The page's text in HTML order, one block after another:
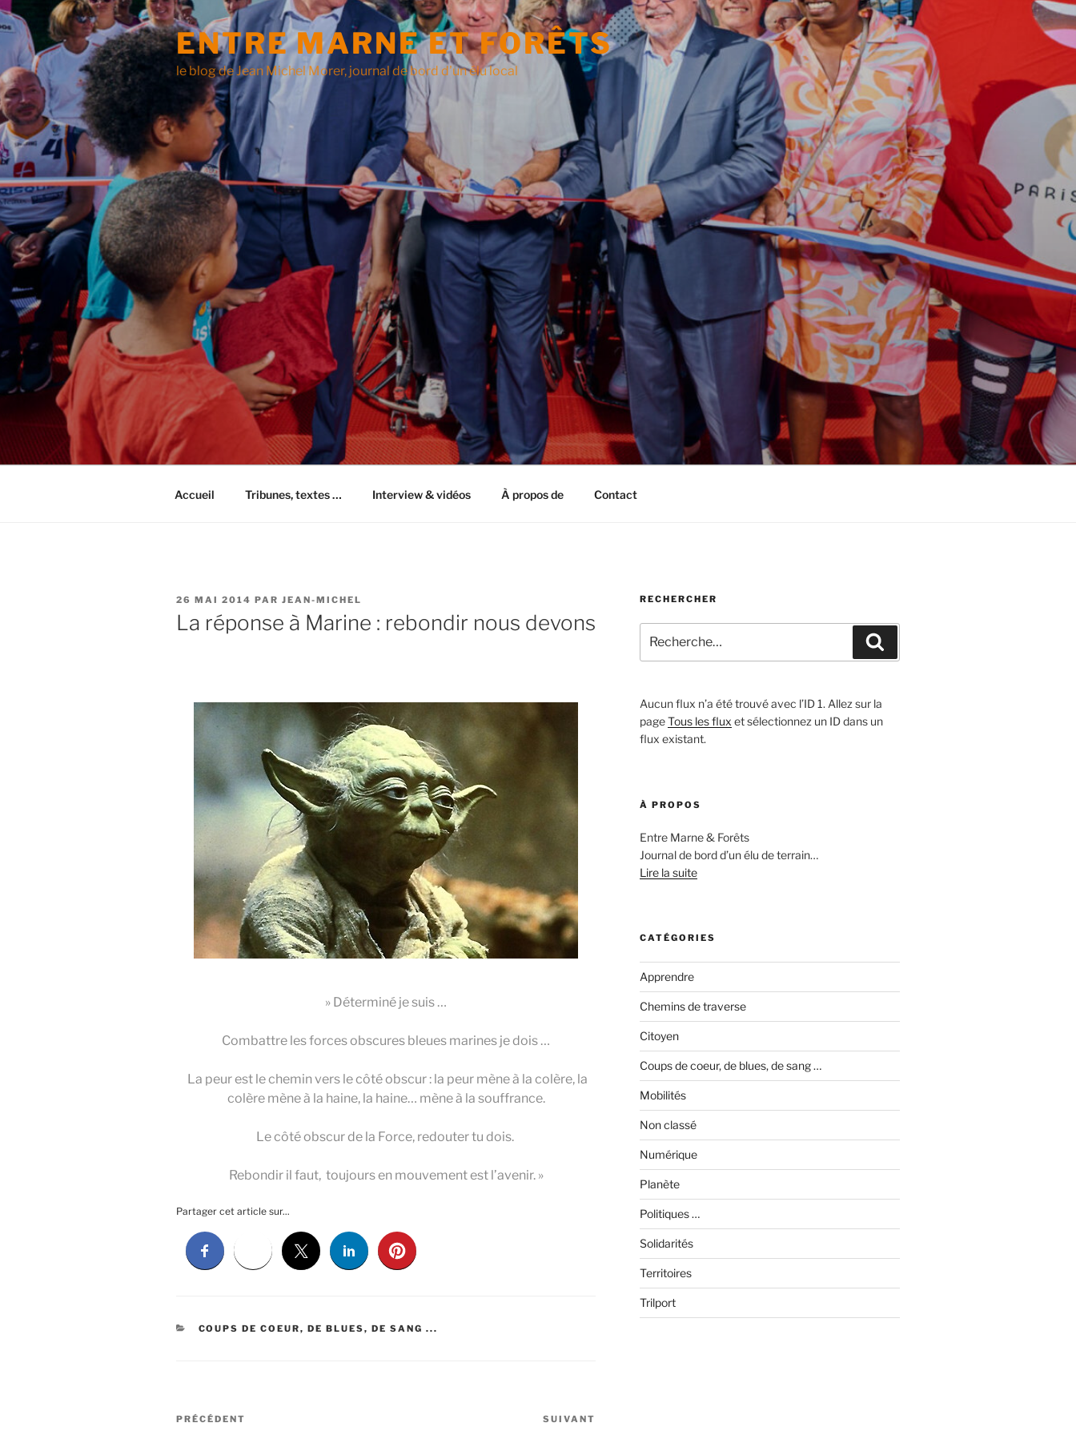
ENTRE MARNE ET FORÊTS
le blog de Jean Michel Morer, journal de bord d'un élu local
Accueil Tribunes, textes … Interview & vidéos À propos de Contact
PUBLIÉ
LE
26 MAI 2014 PAR JEAN-MICHEL
La réponse à Marine : rebondir nous devons
» Déterminé je suis …
Combattre les forces obscures bleues marines je dois …
La peur est le chemin vers le côté obscur : la peur mène à la colère, la
colère mène à la haine, la haine… mène à la souffrance.
Le côté obscur de la Force, redouter tu dois.
Rebondir il faut, toujours en mouvement est l’avenir. »
Partager cet article sur...
CATÉGORIES
COUPS DE COEUR, DE BLUES, DE SANG ...
Navigation
Article
PRÉCÉDENT SUIVANT
RECHERCHER
pour
:
Aucun flux n’a été trouvé avec l’ID 1. Allez sur la
pageTous les flux et sélectionnez un ID dans un
flux existant.
À PROPOS
Entre Marne & Forêts
Journal de bord d’un élu de terrain…
Lire la suite
CATÉGORIES
Apprendre
Chemins de traverse
Citoyen
Coups de coeur, de blues, de sang …
Mobilités
Non classé
Numérique
Planète
Politiques …
Solidarités
Territoires
Trilport